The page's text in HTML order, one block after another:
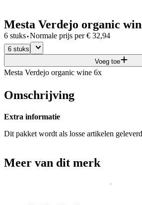
Mesta Verdejo organic
6 stuks·Normale prijs per € 32,94
6 stuks
Voeg toe
Mesta Verdejo organic wine 6x
Omschrijving
Extra informatie
Dit pakket wordt als losse artikelen
Meer van dit merk